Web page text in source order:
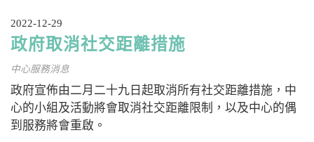
2022-12-29
政府取消社交距離措施
中心服務消息
政府宣佈由二月二十九日起取消所有社交距離措施，中
心的小組及活動將會取消社交距離限制，以及中心的偶
到服務將會重啟。